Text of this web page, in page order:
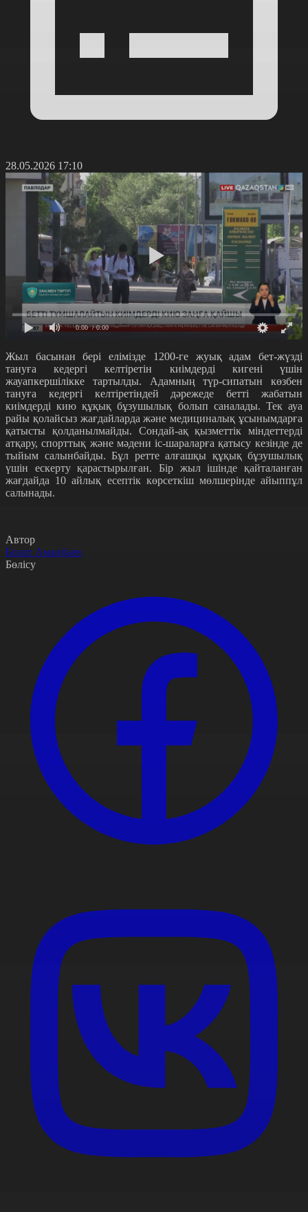
28.05.2026 17:10
0:00 / 0:00
Жыл басынан бері елімізде 1200-ге жуық адам бет-жүзді
тануға кедергі келтіретін киімдерді кигені үшін
жауапкершілікке тартылды. Адамның түр-сипатын көзбен
тануға кедергі келтіретіндей дәрежеде бетті жабатын
киімдерді кию құқық бұзушылық болып саналады. Тек ауа
райы қолайсыз жағдайлардажәне медициналық ұсынымдарға
қатысты қолданылмайды. Сондай-ақ қызметтік міндеттерді
атқару, спорттық және мәдени іс-шараларға қатысу кезінде де
тыйым салынбайды. Бұл ретте алғашқы құқық бұзушылық
үшін ескерту қарастырылған. Бір жыл ішінде қайталанған
жағдайда 10 айлық есептік көрсеткіш мөлшерінде айыппұл
салынады.
Автор
Болат Аманбаев
Бөлісу